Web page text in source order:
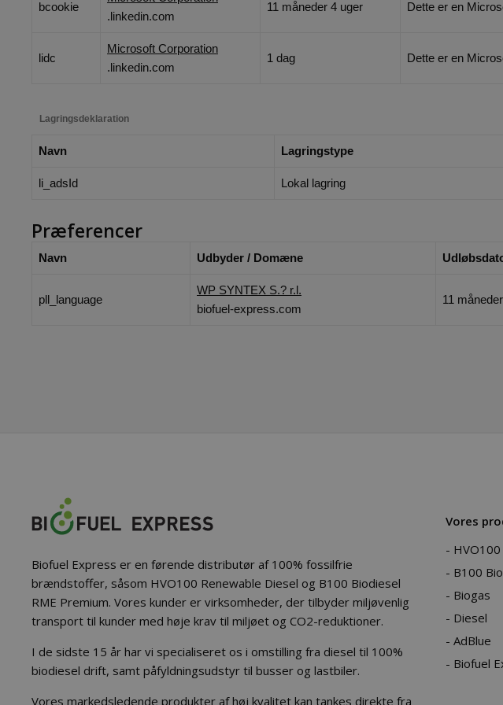
bcookie
.linkedin.com
11 måneder 4 uger Dette er en
lidc
Microsoft Corporation
.linkedin.com
1 dag Dette er en
Lagringsdeklaration
Navn Lagringstype
li_adsId Lokal lagring
Præferencer
Navn Udbyder / Domæne
pll_language
WP SYNTEX S.? r.l.
biofuel-express.com
11
Biofuel Express er en førende distributør af 100% fossilfrie
brændstoffer, såsom HVO100 Renewable Diesel og B100 Biodiesel
RME Premium. Vores kunder er virksomheder, der tilbyder miljøvenlig
transport til kunder med høje krav til miljøet og CO2-reduktioner.
I de sidste 15 år har vi specialiseret os i omstilling fra diesel til 100%
biodiesel drift, samt påfyldningsudstyr til busser og lastbiler.
Vores markedsledende produkter af høj kvalitet kan tankes direkte fra
Vores
B100
Biogas
Diesel
AdBlue
Biofuel